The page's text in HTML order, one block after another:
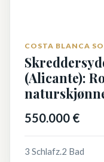
COSTA BLANCA
(Alicante):
550.000 €
3 Schlafz.2 Bad